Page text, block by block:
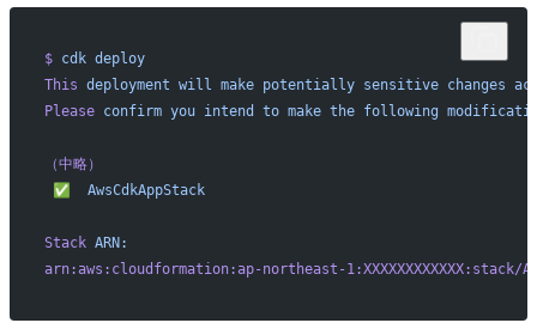
$ cdk deploy
This deployment will make potentially sensitive changes
Please confirm you intend to make the following
（中略）
✅
  AwsCdkAppStack
Stack ARN:
arn:aws:cloudformation:ap-northeast-1:XXXXXXXXXXXX:stack/